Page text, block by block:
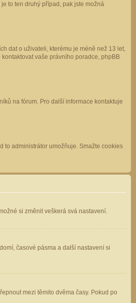
to ten druhý případ, pak jste možná
dat o uživateli, kterému je méně než 13 let,
vaše právního poradce, phpBB
na fórum. Pro další informace kontaktuje
to administrátor umožňuje. Smažte cookies
si změnit veškerá svá nastavení.
časové pásma a další nastavení si
mezi těmito dvěma časy. Pokud po